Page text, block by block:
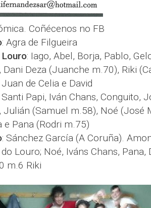
Coñécenos no FB
: Agra de Filgueira
: Iago, Abel, Borja, Pablo,
Dani Deza (Juanche m.70), Riki
de Celia e David
Santi Papi, Iván Chans, Conguito,
Julián (Samuel m.58), Noé (José
e Pana (Rodri m.75)
: Sánchez García (A Coruña).
Louro; Noé, Iváns Chans, Pana,
m.6 Riki